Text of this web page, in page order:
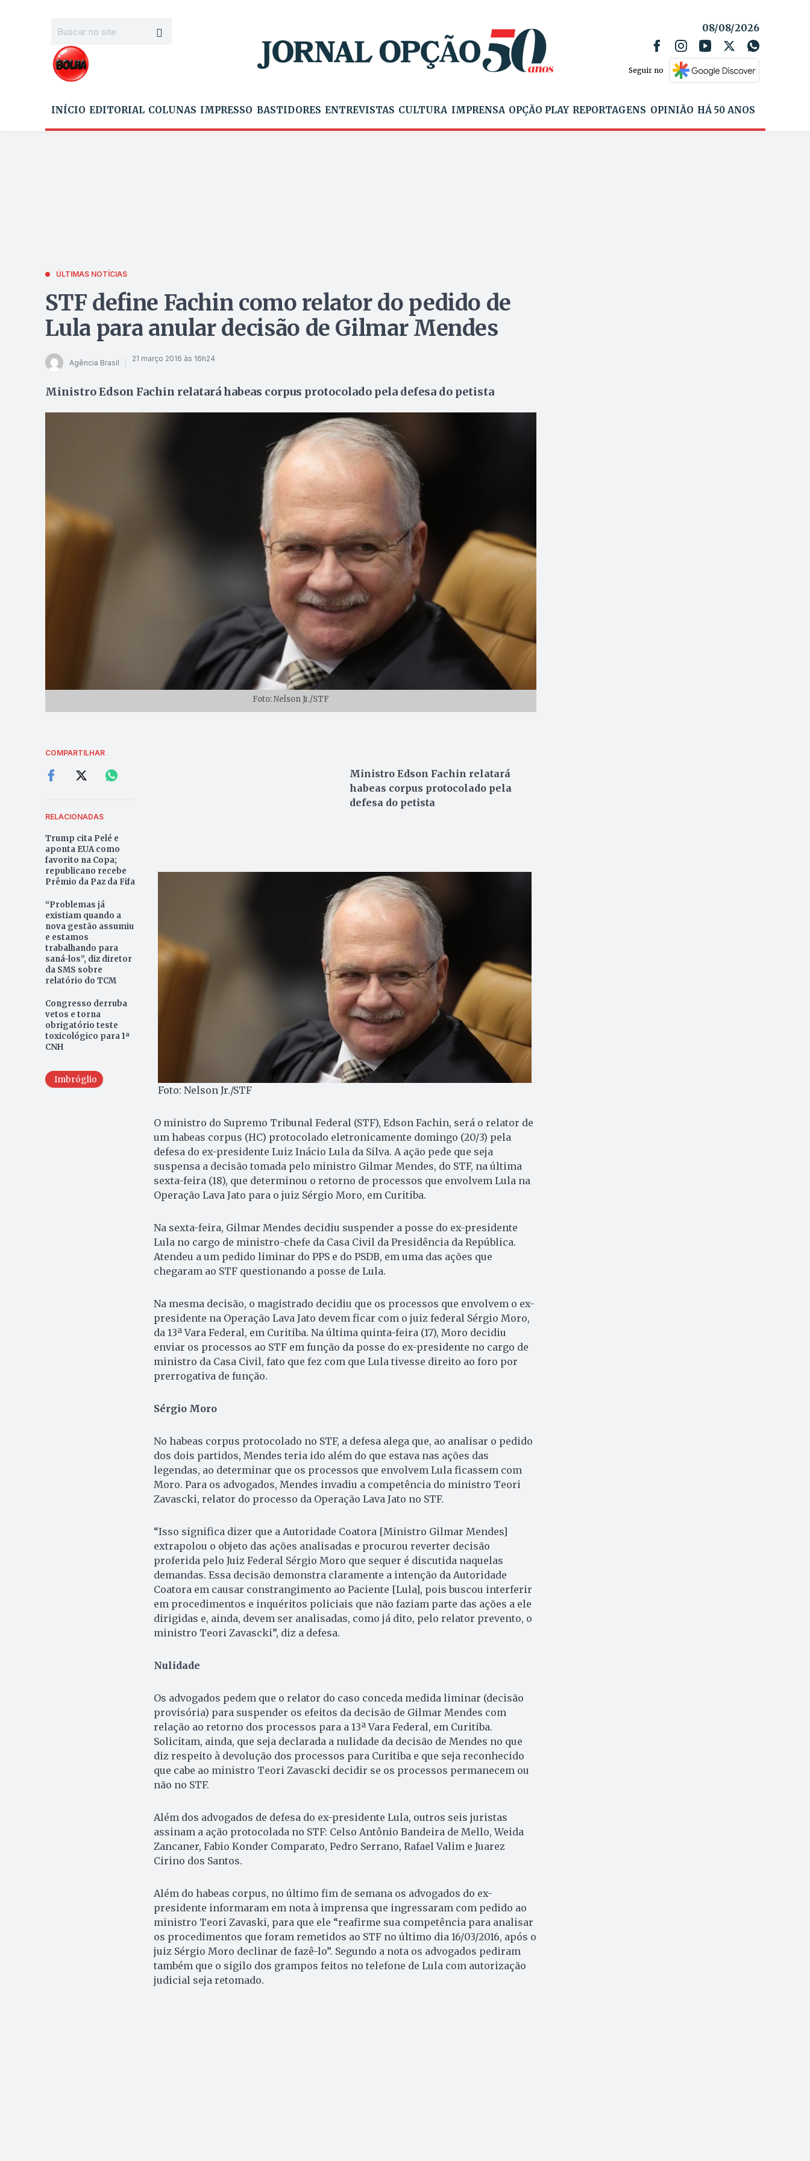
08/08/2026
Seguir no
INÍCIO EDITORIAL COLUNAS IMPRESSO BASTIDORES ENTREVISTAS CULTURA IMPRENSA OPÇÃO PLAY REPORTAGENS OPINIÃO HÁ 50 ANOS
ÚLTIMAS NOTÍCIAS
STF define Fachin como relator do pedido de
Lula para anular decisão de Gilmar Mendes
Agência Brasil 21 março 2016 às 16h24
Ministro Edson Fachin relatará habeas corpus protocolado pela defesa do petista
Foto: Nelson Jr./STF
COMPARTILHAR
RELACIONADAS
Trump cita Pelé e
aponta EUA como
favorito na Copa;
republicano recebe
Prêmio da Paz da Fifa
“Problemas já
existiam quando a
nova gestão assumiu
e estamos
trabalhando para
saná-los”, diz diretor
da SMS sobre
relatório do TCM
Congresso derruba
vetos e torna
obrigatório teste
toxicológico para 1ª
CNH
Imbróglio
Ministro Edson Fachin relatará
habeas corpus protocolado pela
defesa do petista
Foto: Nelson Jr./STF
O ministro do Supremo Tribunal Federal (STF), Edson Fachin, será o relator de
um habeas corpus (HC) protocolado eletronicamente domingo (20/3) pela
defesa do ex-presidente Luiz Inácio Lula da Silva. A ação pede que seja
suspensa a decisão tomada pelo ministro Gilmar Mendes, do STF, na última
sexta-feira (18), que determinou o retorno de processos que envolvem Lula na
Operação Lava Jato para o juiz Sérgio Moro, em Curitiba.
Na sexta-feira, Gilmar Mendes decidiu suspender a posse do ex-presidente
Lula no cargo de ministro-chefe da Casa Civil da Presidência da República.
Atendeu a um pedido liminar do PPS e do PSDB, em uma das ações que
chegaram ao STF questionando a posse de Lula.
Na mesma decisão, o magistrado decidiu que os processos que envolvem o ex-
presidente na Operação Lava Jato devem ficar com o juiz federal Sérgio Moro,
da 13ª Vara Federal, em Curitiba. Na última quinta-feira (17), Moro decidiu
enviar os processos ao STF em função da posse do ex-presidente no cargo de
ministro da Casa Civil, fato que fez com que Lula tivesse direito ao foro por
prerrogativa de função.
Sérgio Moro
No habeas corpus protocolado no STF, a defesa alega que, ao analisar o pedido
dos dois partidos, Mendes teria ido além do que estava nas ações das
legendas, ao determinar que os processos que envolvem Lula ficassem com
Moro. Para os advogados, Mendes invadiu a competência do ministro Teori
Zavascki, relator do processo da Operação Lava Jato no STF.
“Isso significa dizer que a Autoridade Coatora [Ministro Gilmar Mendes]
extrapolou o objeto das ações analisadas e procurou reverter decisão
proferida pelo Juiz Federal Sérgio Moro que sequer é discutida naquelas
demandas. Essa decisão demonstra claramente a intenção da Autoridade
Coatora em causar constrangimento ao Paciente [Lula], pois buscou interferir
em procedimentos e inquéritos policiais que não faziam parte das ações a ele
dirigidas e, ainda, devem ser analisadas, como já dito, pelo relator prevento, o
ministro Teori Zavascki”, diz a defesa.
Nulidade
Os advogados pedem que o relator do caso conceda medida liminar (decisão
provisória) para suspender os efeitos da decisão de Gilmar Mendes com
relação ao retorno dos processos para a 13ª Vara Federal, em Curitiba.
Solicitam, ainda, que seja declarada a nulidade da decisão de Mendes no que
diz respeito à devolução dos processos para Curitiba e que seja reconhecido
que cabe ao ministro Teori Zavascki decidir se os processos permanecem ou
não no STF.
Além dos advogados de defesa do ex-presidente Lula, outros seis juristas
assinam a ação protocolada no STF: Celso Antônio Bandeira de Mello, Weida
Zancaner, Fabio Konder Comparato, Pedro Serrano, Rafael Valim e Juarez
Cirino dos Santos.
Além do habeas corpus, no último fim de semana os advogados do ex-
presidente informaram em nota à imprensa que ingressaram com pedido ao
ministro Teori Zavaski, para que ele “reafirme sua competência para analisar
os procedimentos que foram remetidos ao STF no último dia 16/03/2016, após o
juiz Sérgio Moro declinar de fazê-lo”. Segundo a nota os advogados pediram
também que o sigilo dos grampos feitos no telefone de Lula com autorização
judicial seja retomado.